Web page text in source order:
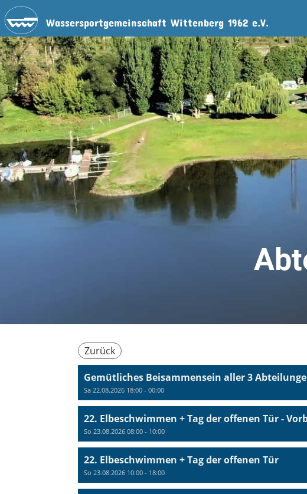
Wassersportgemeinschaft Wittenberg 1962 e.V.
Zurück
Gemütliches Beisammensein aller 3
Sa 22.08.2026 18:00 - 00:00
22. Elbeschwimmen + Tag der offenen Tür -
So 23.08.2026 08:00 - 10:00
22. Elbeschwimmen + Tag der offenen Tür
So 23.08.2026 10:00 - 18:00